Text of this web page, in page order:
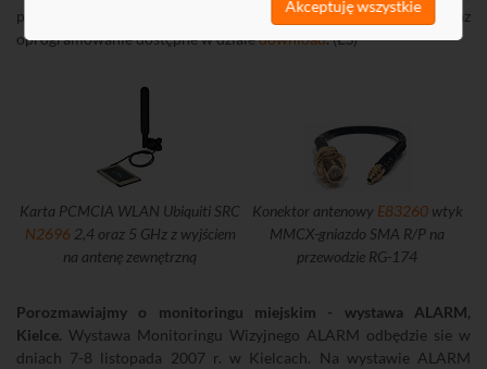
Akceptuję wszystkie
przydatny podczas wielu instalacji. Specyfikacja karty oraz
oprogramowanie dostępne w dzialedownload. (ŁS)
Karta PCMCIA WLAN Ubiquiti SRC
N2696 2,4 oraz 5 GHz z wyjściem
na antenę zewnętrzną
Konektor antenowy E83260wtyk
MMCX-gniazdo SMA R/P na
przewodzie RG-174
Porozmawiajmy o monitoringu miejskim - wystawa ALARM,
Kielce. Wystawa Monitoringu Wizyjnego ALARM odbędzie sie w
dniach 7-8 listopada 2007 r. w Kielcach. Na wystawie ALARM